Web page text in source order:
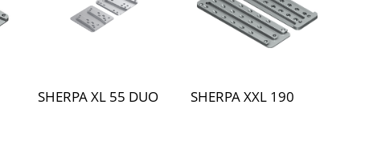
SHERPA XL 55 DUO SHERPA XXL 190